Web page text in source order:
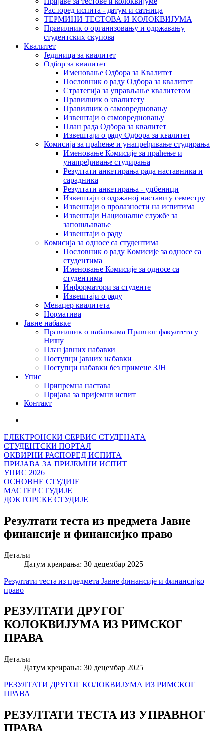
Распоред испита - датум и сатница
ТЕРМИНИ ТЕСТОВА И КОЛОКВИЈУМА
Правилник о организовању и одржавању
студентских скупова
Квалитет
Јединица за квалитет
Одбор за квалитет
Именовање Одбора за Квалитет
Пословник о раду Одбора за квалитет
Стратегија за управљање квалитетом
Правилник о квалитету
Правилник о самовредновању
Извештаји о самовредновању
План рада Одбора за квалитет
Извештаји о раду Одбора за квалитет
Комисија за праћење и унапређивање студирања
Именовање Комисије за праћење и
унапређивање студирања
Резултати анкетирања рада наставника и
сарадника
Резултати анкетирања - уџбеници
Извештаји о одржаној настави у семестру
Извештаји о пролазности на испитима
Извештаји Националне службе за
запошљавање
Извештаји о раду
Комисија за односе са студентима
Пословник о раду Комисије за односе са
студентима
Именовање Комисије за односе са
студентима
Информатори за студенте
Извештаји о раду
Менаџер квалитета
Норматива
Јавне набавке
Правилник о набавкама Правног факултета у
Нишу
План јавних набавки
Поступци јавних набавки
Поступци набавки без примене ЗЈН
Упис
Припремна настава
Пријава за пријемни испит
Контакт
ЕЛЕКТРОНСКИ СЕРВИС СТУДЕНАТА
СТУДЕНТСКИ ПОРТАЛ
ОКВИРНИ РАСПОРЕД ИСПИТА
ПРИЈАВА ЗА ПРИЈЕМНИ ИСПИТ
УПИС 2026
ОСНОВНЕ СТУДИЈЕ
МАСТЕР СТУДИЈЕ
ДОКТОРСКЕ СТУДИЈЕ
Резултати теста из предмета Јавне
финансије и финансијко право
Детаљи
Датум креирања: 30 децембар 2025
Резултати теста из предмета Јавне финансије и финансијко
право
РЕЗУЛТАТИ ДРУГОГ
КОЛОКВИЈУМА ИЗ РИМСКОГ
ПРАВА
Детаљи
Датум креирања: 30 децембар 2025
РЕЗУЛТАТИ ДРУГОГ КОЛОКВИЈУМА ИЗ РИМСКОГ
ПРАВА
РЕЗУЛТАТИ ТЕСТА ИЗ УПРАВНОГ
ПРАВА